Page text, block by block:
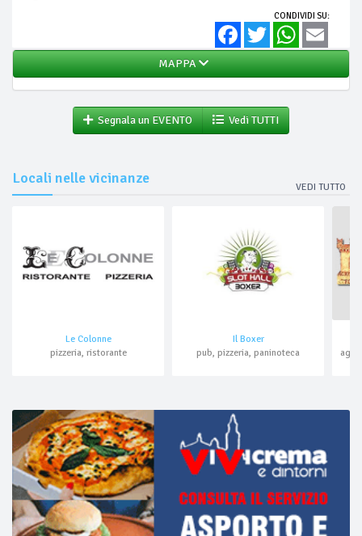
CONDIVIDI SU:
FacebookTwitter WhatsApp
MAPPA
Segnala un EVENTO Vedi TUTTI
Locali nelle vicinanze
VEDI TUTTO
Le Colonne
pizzeria, ristorante
Il Boxer
pub, pizzeria, paninoteca